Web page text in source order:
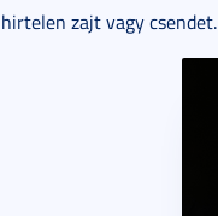
hirtelen zajt vagy csendet.